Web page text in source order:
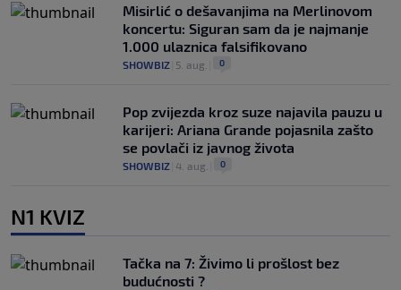
Misirlić o dešavanjima na Merlinovom
koncertu: Siguran sam da je najmanje
1.000 ulaznica falsifikovano
SHOWBIZ 5. aug. 0
Pop zvijezda kroz suze najavila pauzu u
karijeri: Ariana Grande pojasnila zašto
se povlači iz javnog života
SHOWBIZ 4. aug. 0
N1 KVIZ
Tačka na 7: Živimo li prošlost bez
budućnosti ?